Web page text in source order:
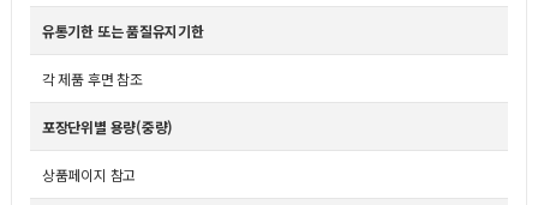
유통기한 또는 품질유지기한
각 제품 후면 참조
포장단위별 용량(중량)
상품페이지 참고